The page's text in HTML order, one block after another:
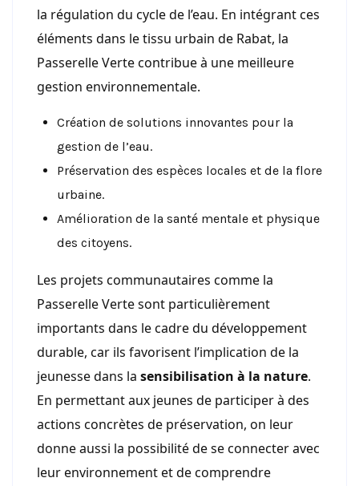
la régulation du cycle de l’eau. En intégrant ces
éléments dans le tissu urbain de Rabat, la
Passerelle Verte contribue à une meilleure
gestion environnementale.
Création de solutions innovantes pour la
gestion de l’eau.
Préservation des espèces locales et de la flore
urbaine.
Amélioration de la santé mentale et physique
des citoyens.
Les projets communautaires comme la
Passerelle Verte sont particulièrement
importants dans le cadre du développement
durable, car ils favorisent l’implication de la
jeunesse dans la sensibilisation à la nature.
En permettant aux jeunes de participer à des
actions concrètes de préservation, on leur
donne aussi la possibilité de se connecter avec
leur environnement et de comprendre